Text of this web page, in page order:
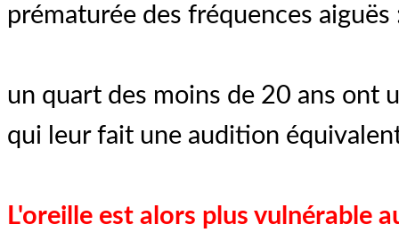
prématurée des fréquences aiguës
un quart des moins de 20 ans ont
qui leur fait une audition
L'oreille est alors plus vulnérable